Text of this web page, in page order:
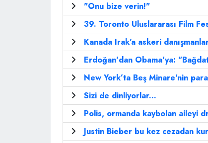
"Onu bize verin!"
39. Toronto Uluslararası Film
Kanada Irak’a askeri
Erdoğan'dan Obama'ya:
New York’ta Beş Minare'nin
Sizi de dinliyorlar...
Polis, ormanda kaybolan aileyi
Justin Bieber bu kez cezadan